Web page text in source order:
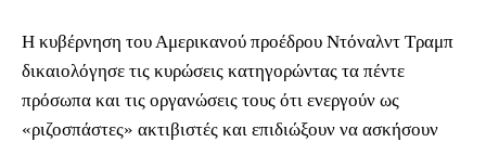
Η κυβέρνηση του Αμερικανού προέδρου Ντόναλντ Τραμπ
δικαιολόγησε τις κυρώσεις κατηγορώντας τα πέντε
πρόσωπα και τις οργανώσεις τους ότι ενεργούν ως
«ριζοσπάστες» ακτιβιστές και επιδιώξουν να ασκήσουν